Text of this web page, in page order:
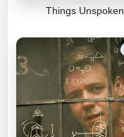
Things Unspoken